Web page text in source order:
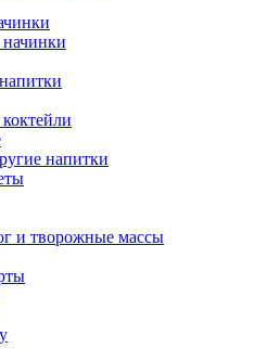
напитки
и творожные массы